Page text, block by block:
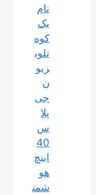
نام
یک
کوه
تلوی
زیو
ن
جی
پلا
س
40
اینچ
هو
شمن